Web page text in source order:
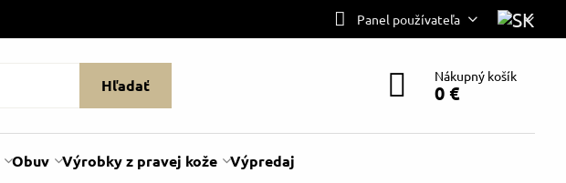
Panel používateľa
Hľadať Nákupný košík
0 €
Obuv Výrobky z pravej kože Výpredaj